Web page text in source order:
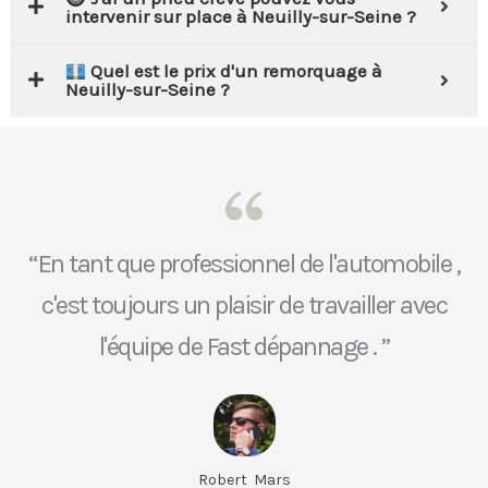
intervenir sur place à Neuilly-sur-Seine ?
Quel est le prix d'un remorquage à
Neuilly-sur-Seine ?
“En tant que professionnel de l'automobile ,
c'est toujours un plaisir de travailler avec
l'équipe de Fast dépannage . ”
Robert Mars